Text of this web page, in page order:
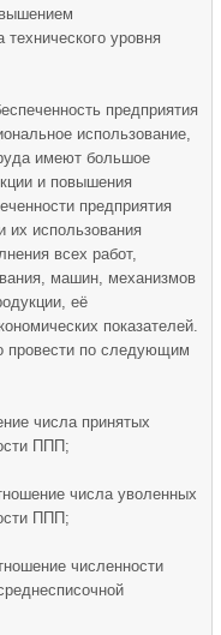
технического уровня
предприятия
использование,
имеют большое
и повышения
предприятия
использования
всех работ,
машин, механизмов
её
показателей.
провести по следующим
числа принятых
ППП;
числа уволенных
ППП;
численности